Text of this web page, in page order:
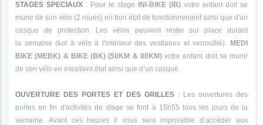
STAGES SPECIAUX : Pour le stage INI-BIKE (IB) votre enfant doit se
munir de son vélo (2 roues) en bon état de fonctionnement ainsi que d'un
casque de protection. Les vélos peuvent rester sur place durant
la semaine (kot à vélo à l'intérieur des vestiaires et verrouillé). MEDI
BIKE (MEBK) & BIKE (BK) (50KM & 80KM) votre enfant doit se munir
de son vélo en excellent état ainsi que d’un casque.
OUVERTURE DES PORTES ET DES GRILLES : Les ouvertures des
portes en fin d'activités de stage se font à 15h55 tous les jours de la
semaine. Avant ces heures il vous sera impossible d’accéder aux